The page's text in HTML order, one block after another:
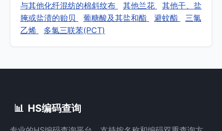
与其他化纤混纺的棉斜纹布
其他兰花
其他干、盐
腌或盐渍的贻贝
葡糖酸及其盐和酯 避蚊酯
三氯
乙烯
多氯三联苯(PCT)
📊 HS编码查询